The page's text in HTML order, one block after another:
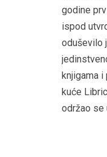
godine
ispod
oduševilo
knjigama i
kuće
održao se